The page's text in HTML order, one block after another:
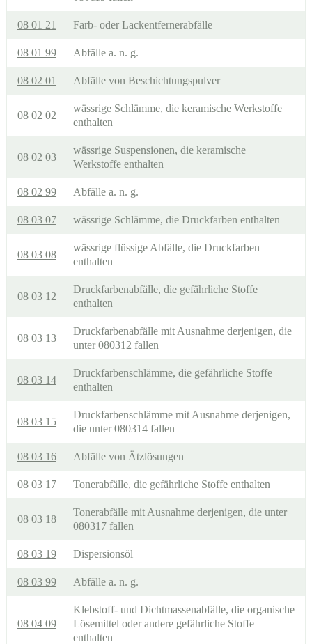
08 01 21 Farb- oder Lackentfernerabfälle
08 01 99 Abfälle a. n. g.
08 02 01 Abfälle von Beschichtungspulver
08 02 02
wässrige Schlämme, die keramische Werkstoffe
enthalten
08 02 03
wässrige Suspensionen, die keramische
Werkstoffe enthalten
08 02 99 Abfälle a. n. g.
08 03 07 wässrige Schlämme, die Druckfarben enthalten
08 03 08
wässrige flüssige Abfälle, die Druckfarben
enthalten
08 03 12
Druckfarbenabfälle, die gefährliche Stoffe
enthalten
08 03 13
Druckfarbenabfälle mit Ausnahme derjenigen, die
unter 080312 fallen
08 03 14
Druckfarbenschlämme, die gefährliche Stoffe
enthalten
08 03 15
Druckfarbenschlämme mit Ausnahme derjenigen,
die unter 080314 fallen
08 03 16 Abfälle von Ätzlösungen
08 03 17 Tonerabfälle, die gefährliche Stoffe enthalten
08 03 18
Tonerabfälle mit Ausnahme derjenigen, die unter
080317 fallen
08 03 19 Dispersionsöl
08 03 99 Abfälle a. n. g.
08 04 09
Klebstoff- und Dichtmassenabfälle, die organische
Lösemittel oder andere gefährliche Stoffe
enthalten